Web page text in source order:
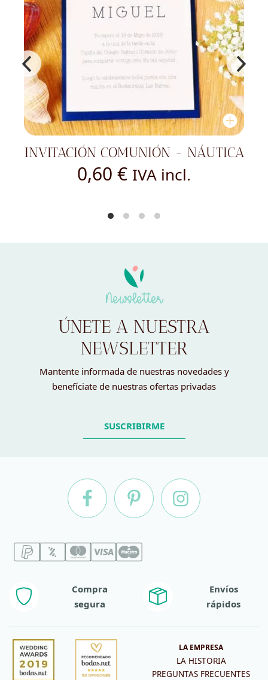
INVITACIÓN COMUNIÓN - NÁUTICA
0,60 € IVA incl.
Newsletter
ÚNETE A NUESTRA
NEWSLETTER
Mantente informada de nuestras novedades y
benefíciate de nuestras ofertas privadas
SUSCRIBIRME
Compra
segura
Envíos
rápidos
LA EMPRESA
LA HISTORIA
PREGUNTAS FRECUENTES